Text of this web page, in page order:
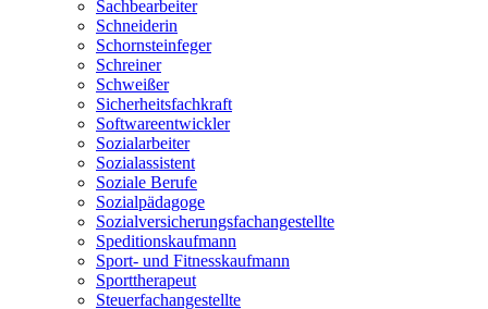
Sachbearbeiter
Schneiderin
Schornsteinfeger
Schreiner
Schweißer
Sicherheitsfachkraft
Softwareentwickler
Sozialarbeiter
Sozialassistent
Soziale Berufe
Sozialpädagoge
Sozialversicherungsfachangestellte
Speditionskaufmann
Sport- und Fitnesskaufmann
Sporttherapeut
Steuerfachangestellte